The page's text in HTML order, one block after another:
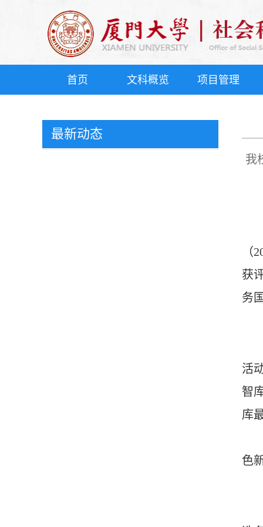
首页 文科概览 项目管理
最新动态
我
（
获
务
活
智
库
色